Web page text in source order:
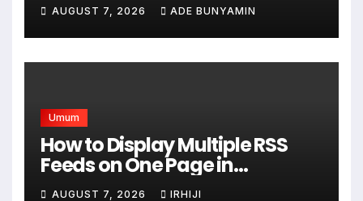
AUGUST 7, 2026 ADE BUNYAMIN
Umum
How to Display Multiple RSS
Feeds on One Page in
WordPress
AUGUST 7, 2026 IRHIJI